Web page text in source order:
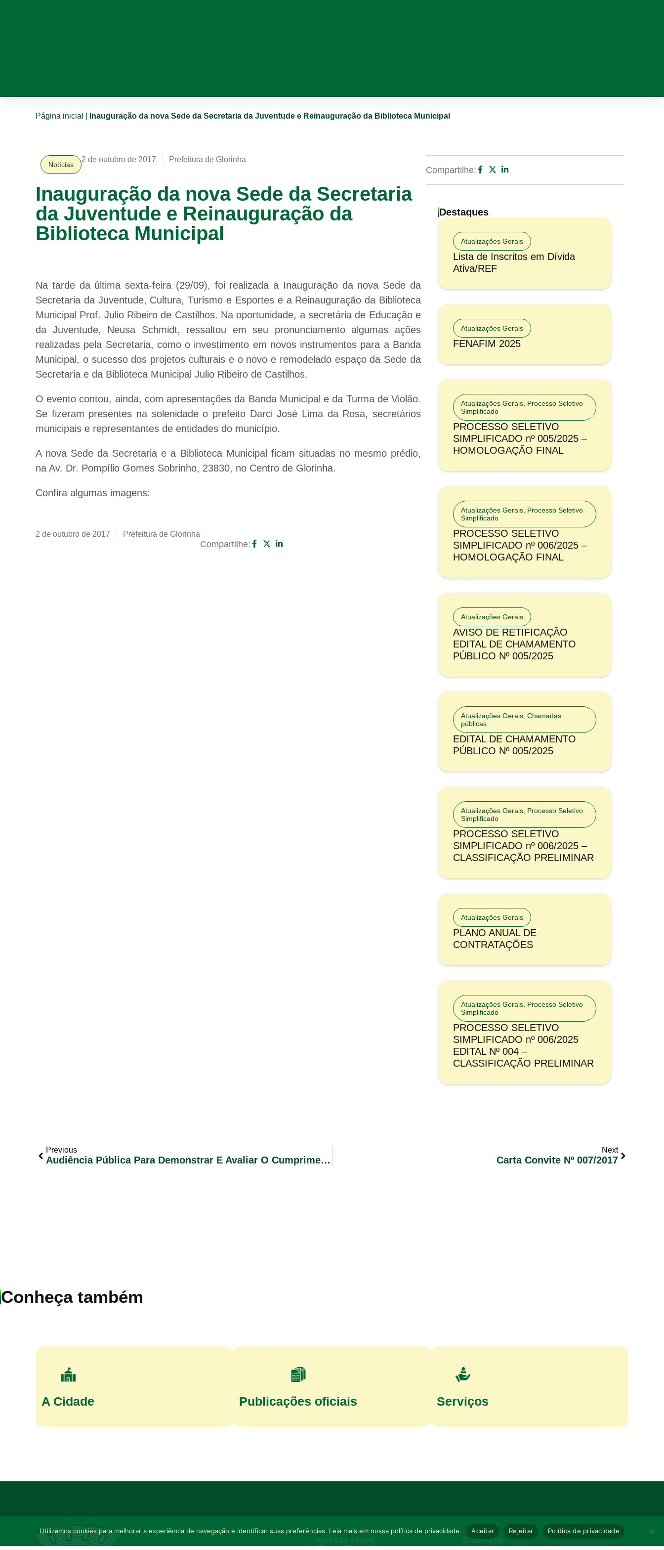
Página inicial Inauguração da nova Sede da Secretaria da Juventude e Reinauguração da Biblioteca Municipal
Notícias
2 de outubro de 2017 Prefeitura de Glorinha
Inauguração da nova Sede da Secretaria
da Juventude e Reinauguração da
Biblioteca Municipal
Na tarde da última sexta-feira (29/09), foi realizada a Inauguração da nova Sede da
Secretaria da Juventude, Cultura, Turismo e Esportes e a Reinauguração da Biblioteca
Municipal Prof. Julio Ribeiro de Castilhos. Na oportunidade, a secretária de Educação e
da Juventude, Neusa Schmidt, ressaltou em seu pronunciamento algumas ações
realizadas pela Secretaria, como o investimento em novos instrumentos para a Banda
Municipal, o sucesso dos projetos culturais e o novo e remodelado espaço da Sede da
Secretaria e da Biblioteca Municipal Julio Ribeiro de Castilhos.
O evento contou, ainda, com apresentações da Banda Municipal e da Turma de Violão.
Se fizeram presentes na solenidade o prefeito Darci José Lima da Rosa, secretários
municipais e representantes de entidades do município.
A nova Sede da Secretaria e a Biblioteca Municipal ficam situadas no mesmo prédio,
na Av. Dr. Pompílio Gomes Sobrinho, 23830, no Centro de Glorinha.
Confira algumas imagens:
2 de outubro de 2017 Prefeitura de Glorinha
Compartilhe:
Compartilhe:
Destaques
Atualizações Gerais
Lista de Inscritos em Dívida
Ativa/REF
Atualizações Gerais
FENAFIM 2025
Atualizações Gerais Processo Seletivo
Simplificado
PROCESSO SELETIVO
SIMPLIFICADO nº 005/2025 –
HOMOLOGAÇÃO FINAL
Atualizações Gerais Processo Seletivo
Simplificado
PROCESSO SELETIVO
SIMPLIFICADO nº 006/2025 –
HOMOLOGAÇÃO FINAL
Atualizações Gerais
AVISO DE RETIFICAÇÃO
EDITAL DE CHAMAMENTO
PÚBLICO Nº 005/2025
Atualizações Gerais Chamadas
públicas
EDITAL DE CHAMAMENTO
PÚBLICO Nº 005/2025
Atualizações Gerais Processo Seletivo
Simplificado
PROCESSO SELETIVO
SIMPLIFICADO nº 006/2025 –
CLASSIFICAÇÃO PRELIMINAR
Atualizações Gerais
PLANO ANUAL DE
CONTRATAÇÕES
Atualizações Gerais Processo Seletivo
Simplificado
PROCESSO SELETIVO
SIMPLIFICADO nº 006/2025
EDITAL Nº 004 –
CLASSIFICAÇÃO PRELIMINAR
Previous
Audiência Pública Para Demonstrar E Avaliar O Cumprimento Das Metas Fiscais Do 2º Quadrimestre De 2017
Next
Carta Convite Nº 007/2017
Conheça também
A Cidade Publicações oficiais Serviços
Endereço
Utilizamos cookies para melhorar a experiência de navegação e identificar suas preferências. Leia mais em nossa política de privacidade. Aceitar Rejeitar Política de privacidade